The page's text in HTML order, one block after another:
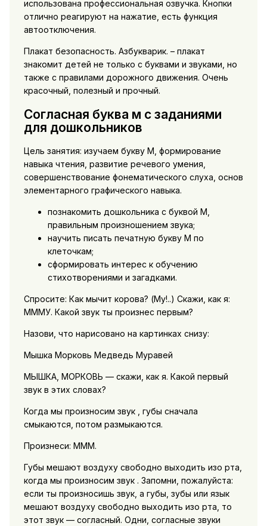
использована профессиональная озвучка. Кнопки
отлично реагируют на нажатие, есть функция
автоотключения.
Плакат безопасность. Азбукварик. – плакат
знакомит детей не только с буквами и звуками, но
также с правилами дорожного движения. Очень
красочный, полезный и прочный.
Согласная буква м с заданиями
для дошкольников
Цель занятия: изучаем букву М, формирование
навыка чтения, развитие речевого умения,
совершенствование фонематического слуха, основ
элементарного графического навыка.
познакомить дошкольника с буквой М,
правильным произношением звука;
научить писать печатную букву М по
клеточкам;
сформировать интерес к обучению
стихотворениями и загадками.
Спросите: Как мычит корова? (My!..) Скажи, как я:
МММУ. Какой звук ты произнес первым?
Назови, что нарисовано на картинках снизу:
Мышка Морковь Медведь Муравей
МЫШКА, МОРКОВЬ — скажи, как я. Какой первый
звук в этих словах?
Когда мы произносим звук , губы сначала
смыкаются, потом размыкаются.
Произнеси: МММ.
Губы мешают воздуху свободно выходить изо рта,
когда мы произносим звук . Запомни, пожалуйста:
если ты произносишь звук, а губы, зубы или язык
мешают воздуху свободно выходить изо рта, то
этот звук — согласный. Одни, согласные звуки